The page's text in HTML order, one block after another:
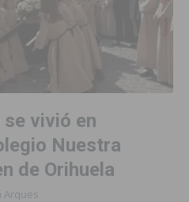
se vivió en
Nuestra
de Orihuela
Arques